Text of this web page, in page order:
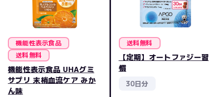
機能性表示食品
送料無料
機能性表示食品 UHAグミ
サプリ 末梢血流ケア みか
ん味
送料無料
【定期】オートファジー習
慣
30日分